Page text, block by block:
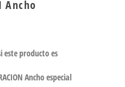
Ancho
este producto es
Ancho especial